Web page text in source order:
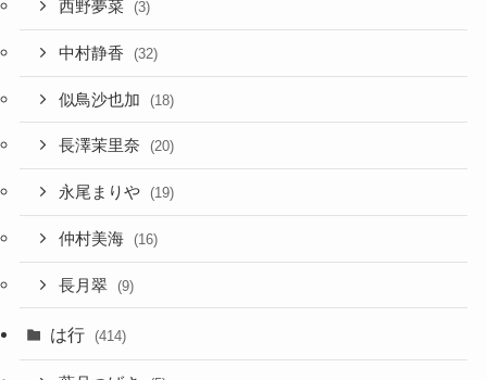
西野夢菜 (3)
中村静香 (32)
似鳥沙也加 (18)
長澤茉里奈 (20)
永尾まりや (19)
仲村美海 (16)
長月翠 (9)
は行 (414)